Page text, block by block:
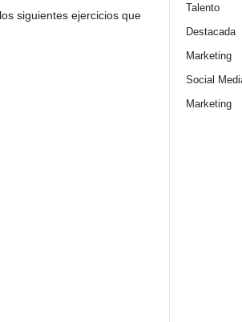
siguientes ejercicios que
Talento
Destacada
Marketing
Social
Marketing